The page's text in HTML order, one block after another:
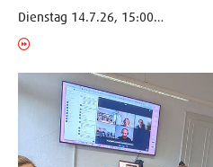
Dienstag 14.7.26, 15:00…